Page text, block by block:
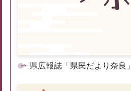
県広報誌「県民だより奈良」